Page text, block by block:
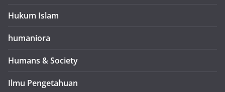
Hukum Islam
humaniora
Humans & Society
Ilmu Pengetahuan